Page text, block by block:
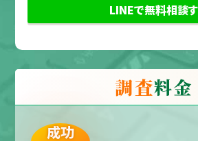
LINEで無料相談
調査料金
成功